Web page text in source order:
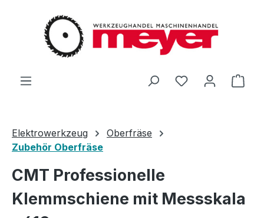
Zum Hauptinhalt springen
Du hast 0
Elektrowerkzeug
Oberfräse
Zubehör Oberfräse
CMT Professionelle
Klemmschiene mit Messskala